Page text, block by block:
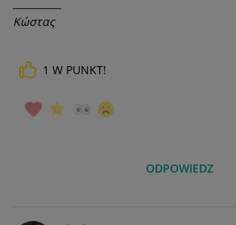
Κώστας
1 W PUNKT!
ODPOWIEDZ